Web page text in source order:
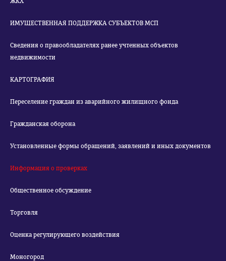
ИМУЩЕСТВЕННАЯ ПОДДЕРЖКА СУБЪЕКТОВ МСП
Сведения о правообладателях ранее учтенных объектов
недвижимости
КАРТОГРАФИЯ
Переселение граждан из аварийного жилищного фонда
Гражданская оборона
Установленные формы обращений, заявлений и иных документов
Информация о проверках
Общественное обсуждение
Торговля
Оценка регулирующего воздействия
Моногород